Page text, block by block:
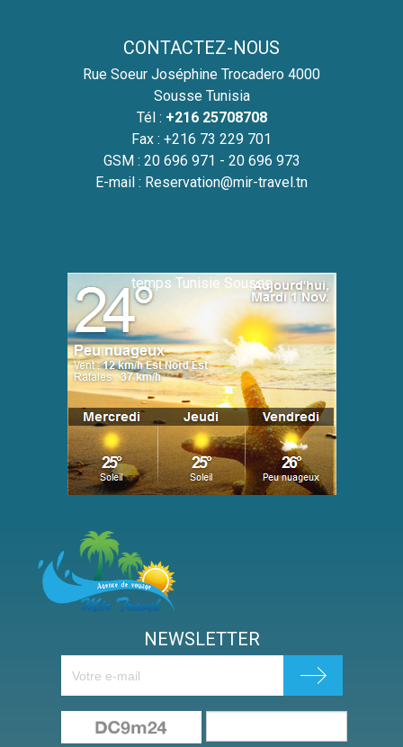
CONTACTEZ-NOUS
Rue Soeur Joséphine Trocadero 4000
Sousse Tunisia
Tél : +216 25708708
Fax : +216 73 229 701
GSM : 20 696 971 - 20 696 973
E-mail : Reservation@mir-travel.tn
temps Tunisie Sousse
NEWSLETTER